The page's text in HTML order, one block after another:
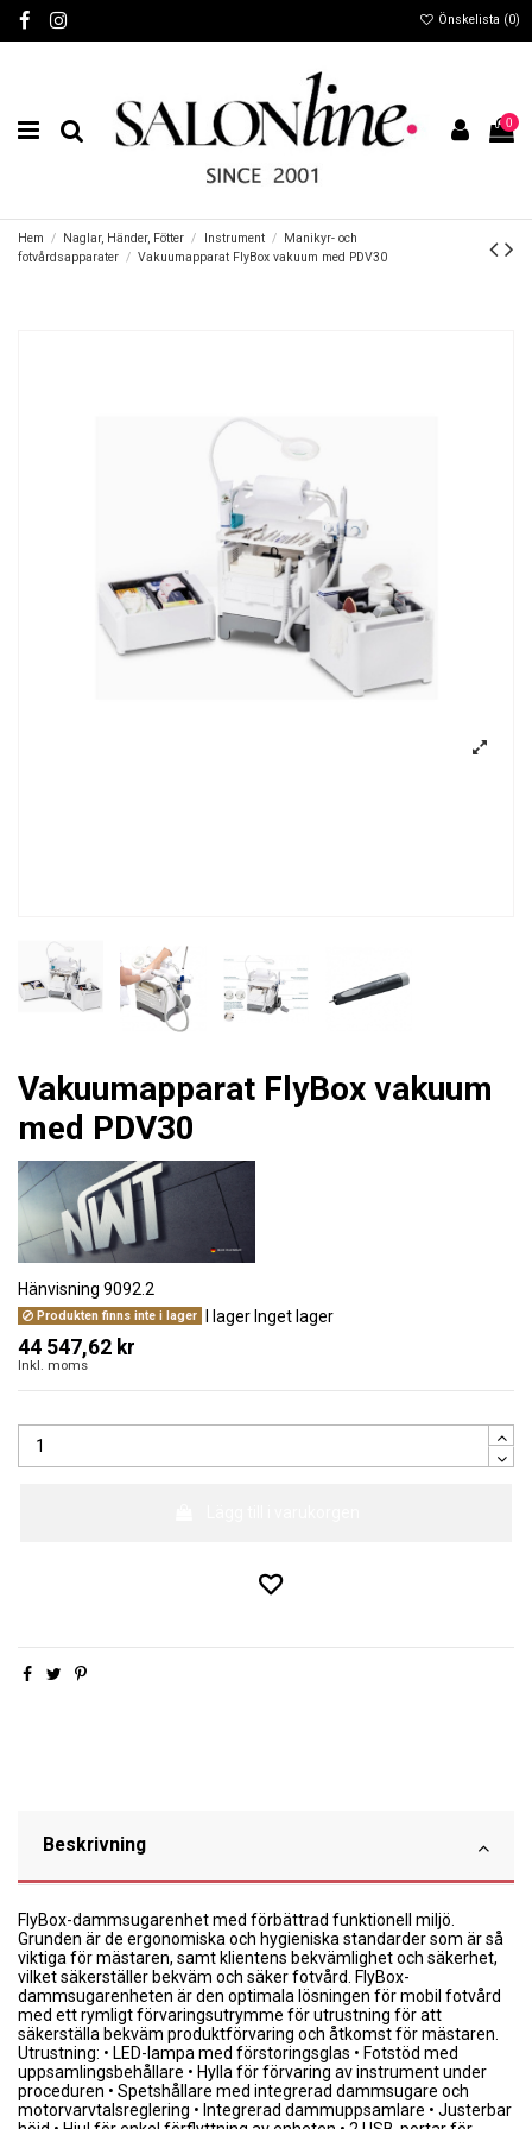
Önskelista (0)
0
Hem Naglar, Händer, Fötter Instrument
Manikyr- och
fotvårdsapparater
Vakuumapparat FlyBox vakuum med PDV30
Vakuumapparat FlyBox vakuum
med PDV30
Hänvisning 9092.2
Produkten finns inte i lager I lager Inget lager
44 547,62 kr
Inkl. moms
Beskrivning
FlyBox-dammsugarenhet med förbättrad funktionell miljö.
Grunden är de ergonomiska och hygieniska standarder som är så
viktiga för mästaren, samt klientens bekvämlighet och säkerhet,
vilket säkerställer bekväm och säker fotvård. FlyBox-
dammsugarenheten är den optimala lösningen för mobil fotvård
med ett rymligt förvaringsutrymme för utrustning för att
säkerställa bekväm produktförvaring och åtkomst för mästaren.
Utrustning: • LED-lampa med förstoringsglas • Fotstöd med
uppsamlingsbehållare • Hylla för förvaring av instrument under
proceduren • Spetshållare med integrerad dammsugare och
motorvarvtalsreglering • Integrerad dammuppsamlare • Justerbar